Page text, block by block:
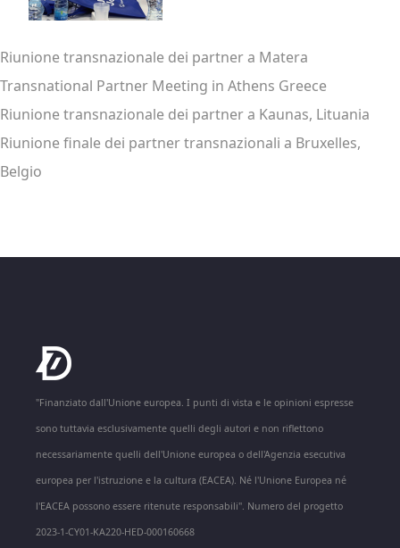
Riunione transnazionale dei partner a Matera
Transnational Partner Meeting in Athens Greece
Riunione transnazionale dei partner a Kaunas, Lituania
Riunione finale dei partner transnazionali a Bruxelles,
Belgio
"Finanziato dall'Unione europea. I punti di vista e le opinioni espresse
sono tuttavia esclusivamente quelli degli autori e non riflettono
necessariamente quelli dell'Unione europea o dell'Agenzia esecutiva
europea per l'istruzione e la cultura (EACEA). Né l'Unione Europea né
l'EACEA possono essere ritenute responsabili". Numero del progetto
2023-1-CY01-KA220-HED-000160668